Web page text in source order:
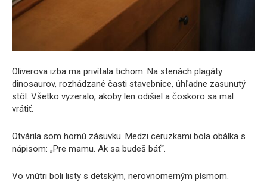
Oliverova izba ma privítala tichom. Na stenách plagáty
dinosaurov, rozhádzané časti stavebnice, úhľadne zasunutý
stôl. Všetko vyzeralo, akoby len odišiel a čoskoro sa mal
vrátiť.
Otvárila som hornú zásuvku. Medzi ceruzkami bola obálka s
nápisom: „Pre mamu. Ak sa budeš báť“.
Vo vnútri boli listy s detským, nerovnomerným písmom.